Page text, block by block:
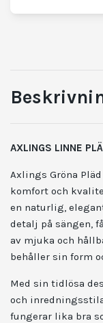
AXLINGS LINNE
Axlings Gröna
komfort och
en naturlig,
detalj på sängen,
av mjuka och
behåller sin form
Med sin tidlösa
och
fungerar lika bra